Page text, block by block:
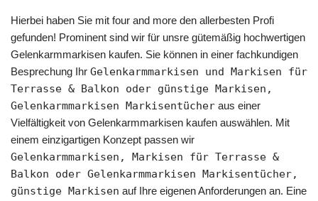
Hierbei haben Sie mit four and more den allerbesten Profi
gefunden! Prominent sind wir für unsre gütemäßig hochwertigen
Gelenkarmmarkisen kaufen. Sie können in einer fachkundigen
Besprechung Ihr Gelenkarmmarkisen und Markisen für
Terrasse & Balkon oder günstige Markisen,
Gelenkarmmarkisen Markisentücher aus einer
Vielfältigkeit von Gelenkarmmarkisen kaufen auswählen. Mit
einem einzigartigen Konzept passen wir
Gelenkarmmarkisen, Markisen für Terrasse &
Balkon oder Gelenkarmmarkisen Markisentücher,
günstige Markisen auf Ihre eigenen Anforderungen an. Eine